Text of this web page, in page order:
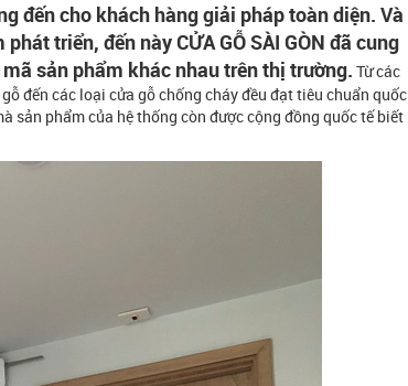
đến cho khách hàng giải pháp toàn diện. Và
triển, đến này CỬA GỖ SÀI GÒN đã cung
sản phẩm khác nhau trên thị trường. Từ các
đến các loại cửa gỗ chống cháy đều đạt tiêu chuẩn quốc
sản phẩm của hệ thống còn được cộng đồng quốc tế biết